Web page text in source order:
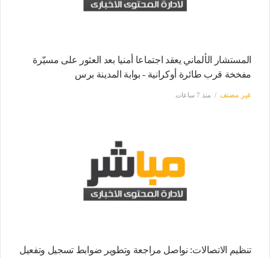
المستشار الألماني يعقد اجتماعا أمنيا بعد العثور على مسيّرة
مفخخة قرب طائرة أوكرانية - بوابة المدينة برس
غير مصنف منذ 7 ساعات
تنظيم الاتصالات: نواصل مراجعة وتطوير ضوابط تسجيل وتفعيل